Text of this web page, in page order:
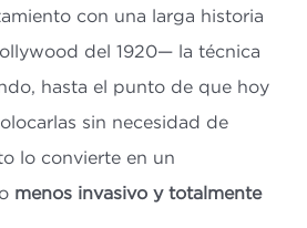
con una larga historia
del 1920— la técnica
hasta el punto de que hoy
sin necesidad de
lo convierte en un
menos invasivo y totalmente